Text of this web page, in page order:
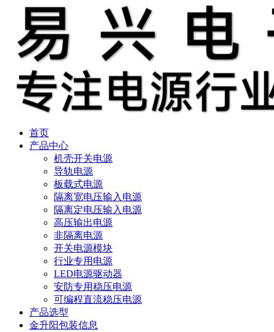
首页
产品中心
机壳开关电源
导轨电源
板载式电源
隔离宽电压输入电源
隔离定电压输入电源
高压输出电源
非隔离电源
开关电源模块
行业专用电源
LED电源驱动器
安防专用稳压电源
可编程直流稳压电源
产品选型
金升阳包装信息